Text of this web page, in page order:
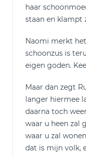
haar
staan en klampt
Naomi merkt
schoonzus is
eigen goden.
Maar dan zegt
langer hiermee
daarna toch
waar u heen zal
waar u zal
dat is mijn volk,